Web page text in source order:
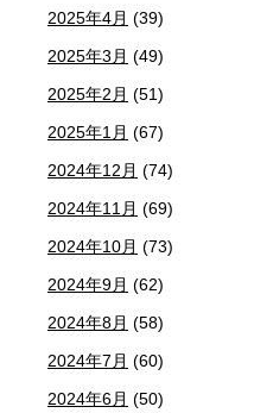
2025年4月 (39)
2025年3月 (49)
2025年2月 (51)
2025年1月 (67)
2024年12月 (74)
2024年11月 (69)
2024年10月 (73)
2024年9月 (62)
2024年8月 (58)
2024年7月 (60)
2024年6月 (50)